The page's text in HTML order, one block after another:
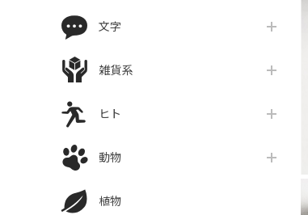
文字
雑貨系
ヒト
動物
植物